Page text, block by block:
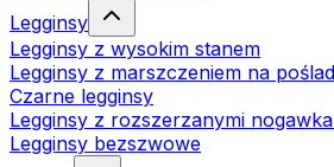
Legginsy
Legginsy z wysokim stanem
Legginsy z marszczeniem na
Czarne legginsy
Legginsy z rozszerzanymi
Legginsy bezszwowe